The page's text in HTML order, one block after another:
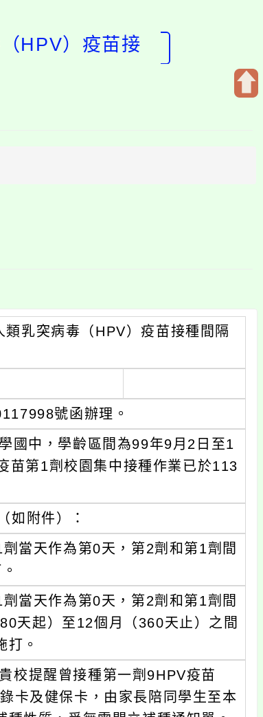
HPV）疫苗接
乳突病毒（HPV）疫苗接種間隔
號函辦理。
國中，學齡區間為99年9月2日至1
苗第1劑校園集中接種作業已於113
如附件）：
當天作為第0天，第2劑和第1劑間
當天作為第0天，第2劑和第1劑間
天起）至12個月（360天止）之間
。
校提醒曾接種第一劑9HPV疫苗
卡及健保卡，由家長陪同學生至本